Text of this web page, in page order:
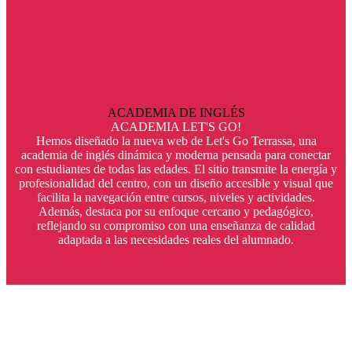
ACADEMIA DE INGLÉS
ACADEMIA LET'S GO!
Hemos diseñado la nueva web de Let's Go Terrassa, una
academia de inglés dinámica y moderna pensada para conectar
con estudiantes de todas las edades. El sitio transmite la energía y
profesionalidad del centro, con un diseño accesible y visual que
facilita la navegación entre cursos, niveles y actividades.
Además, destaca por su enfoque cercano y pedagógico,
reflejando su compromiso con una enseñanza de calidad
adaptada a las necesidades reales del alumnado.